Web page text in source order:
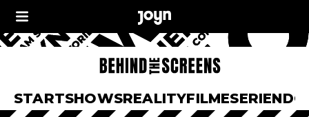
STARTSHOWSREALITYFILMESERIEN